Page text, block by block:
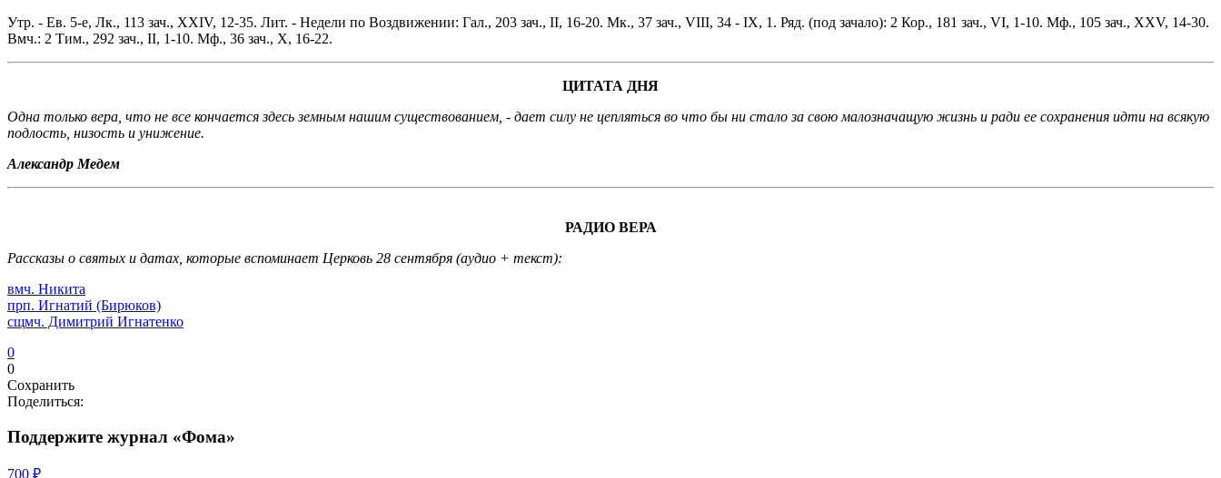
Утр. - Ев. 5-е, Лк., 113 зач., XXIV, 12-35. Лит. - Недели по Воздвижении: Гал., 203 зач., II, 16-20. Мк., 37 зач., VIII, 34 - IX, 1. Ряд. (под зачало): 2 Кор., 181 зач., VI, 1-10. Мф., 105 зач., XXV, 14-30.
Вмч.: 2 Тим., 292 зач., II, 1-10. Мф., 36 зач., X, 16-22.
ЦИТАТА ДНЯ
Одна только вера, что не все кончается здесь земным нашим существованием, - дает силу не цепляться во что бы ни стало за свою малозначащую жизнь и ради ее сохранения идти на всякую
подлость, низость и унижение.
Александр Медем
РАДИО ВЕРА
Рассказы о святых и датах, которые вспоминает Церковь 28 сентября (аудио + текст):
вмч. Никита
прп. Игнатий (Бирюков)
сщмч. Димитрий Игнатенко
0
0
Сохранить
Поделиться:
Поддержите журнал «Фома»
700 ₽